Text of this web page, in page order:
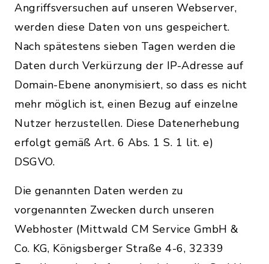
Angriffsversuchen auf unseren Webserver,
werden diese Daten von uns gespeichert.
Nach spätestens sieben Tagen werden die
Daten durch Verkürzung der IP-Adresse auf
Domain-Ebene anonymisiert, so dass es nicht
mehr möglich ist, einen Bezug auf einzelne
Nutzer herzustellen. Diese Datenerhebung
erfolgt gemäß Art. 6 Abs. 1 S. 1 lit. e)
DSGVO.
Die genannten Daten werden zu
vorgenannten Zwecken durch unseren
Webhoster (Mittwald CM Service GmbH &
Co. KG, Königsberger Straße 4-6, 32339